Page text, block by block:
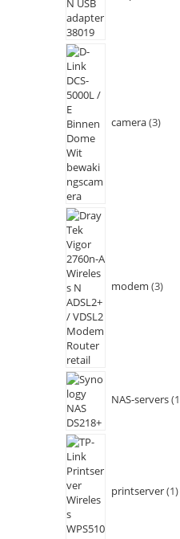
camera 3
modem 3
NAS-servers 1
printserver 1